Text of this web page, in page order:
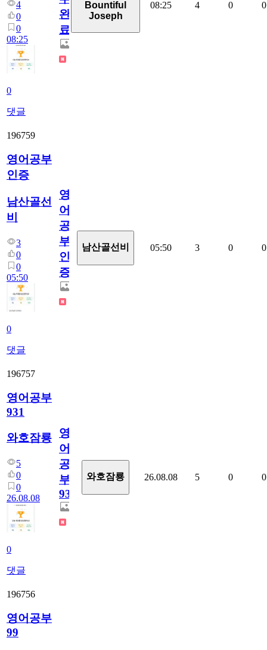
4
0
0
08:25
0
댓글
완
료
Bountiful
Joseph
08:25 4 0 0
196759
영어공부
인증
남산골선
비
3
0
0
05:50
0
댓글
영
어
공
부
인
증
남산골선비 05:50 3 0 0
196757
영어공부
931
와호잠룡
5
0
0
26.08.08
0
댓글
영
어
공
부
931
와호잠룡 26.08.08 5 0 0
196756
영어공부
99